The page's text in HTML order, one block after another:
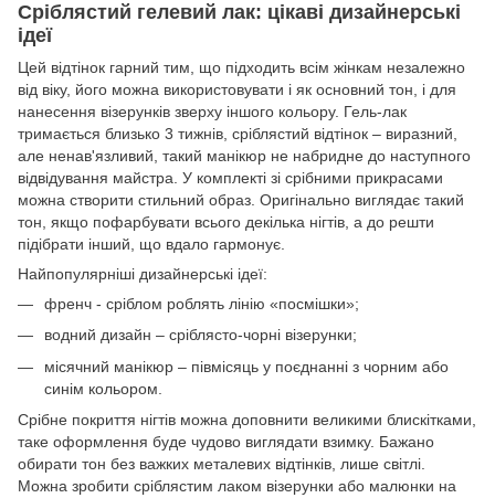
Сріблястий гелевий лак: цікаві дизайнерські
ідеї
Цей відтінок гарний тим, що підходить всім жінкам незалежно
від віку, його можна використовувати і як основний тон, і для
нанесення візерунків зверху іншого кольору. Гель-лак
тримається близько 3 тижнів, сріблястий відтінок – виразний,
але ненав'язливий, такий манікюр не набридне до наступного
відвідування майстра. У комплекті зі срібними прикрасами
можна створити стильний образ. Оригінально виглядає такий
тон, якщо пофарбувати всього декілька нігтів, а до решти
підібрати інший, що вдало гармонує.
Найпопулярніші дизайнерські ідеї:
френч - сріблом роблять лінію «посмішки»;
водний дизайн – сріблясто-чорні візерунки;
місячний манікюр – півмісяць у поєднанні з чорним або
синім кольором.
Срібне покриття нігтів можна доповнити великими блискітками,
таке оформлення буде чудово виглядати взимку. Бажано
обирати тон без важких металевих відтінків, лише світлі.
Можна зробити сріблястим лаком візерунки або малюнки на